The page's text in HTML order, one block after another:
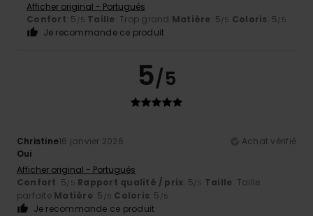
Afficher original - Português
Confort: 5 /5 Taille: Trop grand Matière: 5/5 Coloris: 5/5
Je recommande ce produit
5/5
Christine16 janvier 2026
Achat vérifié
Oui
Afficher original - Português
Confort: 5/5 Rapport qualité / prix: 5/5 Taille: Taille
parfaite Matière: 5 /5 Coloris: 5 /5
Je recommande ce produit